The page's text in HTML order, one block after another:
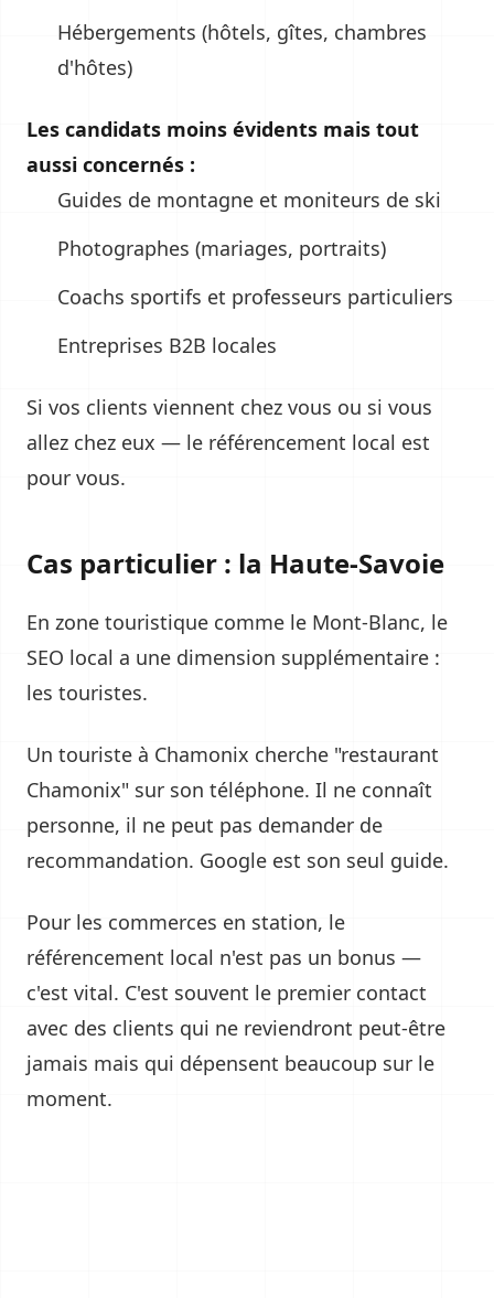
Hébergements (hôtels, gîtes, chambres
d'hôtes)
Les candidats moins évidents mais tout
aussi concernés :
Guides de montagne et moniteurs de ski
Photographes (mariages, portraits)
Coachs sportifs et professeurs particuliers
Entreprises B2B locales
Si vos clients viennent chez vous ou si vous
allez chez eux — le référencement local est
pour vous.
Cas particulier : la Haute-Savoie
En zone touristique comme le Mont-Blanc, le
SEO local a une dimension supplémentaire :
les touristes.
Un touriste à Chamonix cherche "restaurant
Chamonix" sur son téléphone. Il ne connaît
personne, il ne peut pas demander de
recommandation. Google est son seul guide.
Pour les commerces en station, le
référencement local n'est pas un bonus —
c'est vital. C'est souvent le premier contact
avec des clients qui ne reviendront peut-être
jamais mais qui dépensent beaucoup sur le
moment.